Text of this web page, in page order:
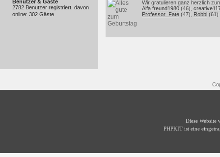
Benutzer & Gäste
2782 Benutzer registriert, davon
online: 302 Gäste
Wir gratulieren ganz herzlich
Alfa freund1980 (46),
Professor_Fate (47), Robbi (61)
Diese Website
PHPKIT ist eine